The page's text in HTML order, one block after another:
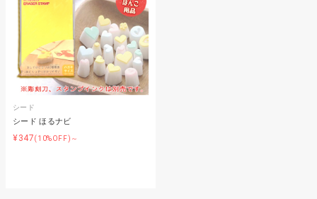
シード
シード ほるナビ
¥347(10%OFF)～